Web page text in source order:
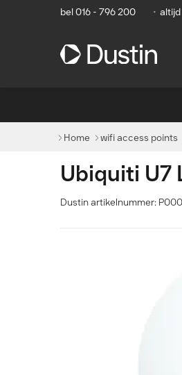
bel 016 - 796 200 •
Home wifi access points
Ubiquiti U7
Dustin artikelnummer: